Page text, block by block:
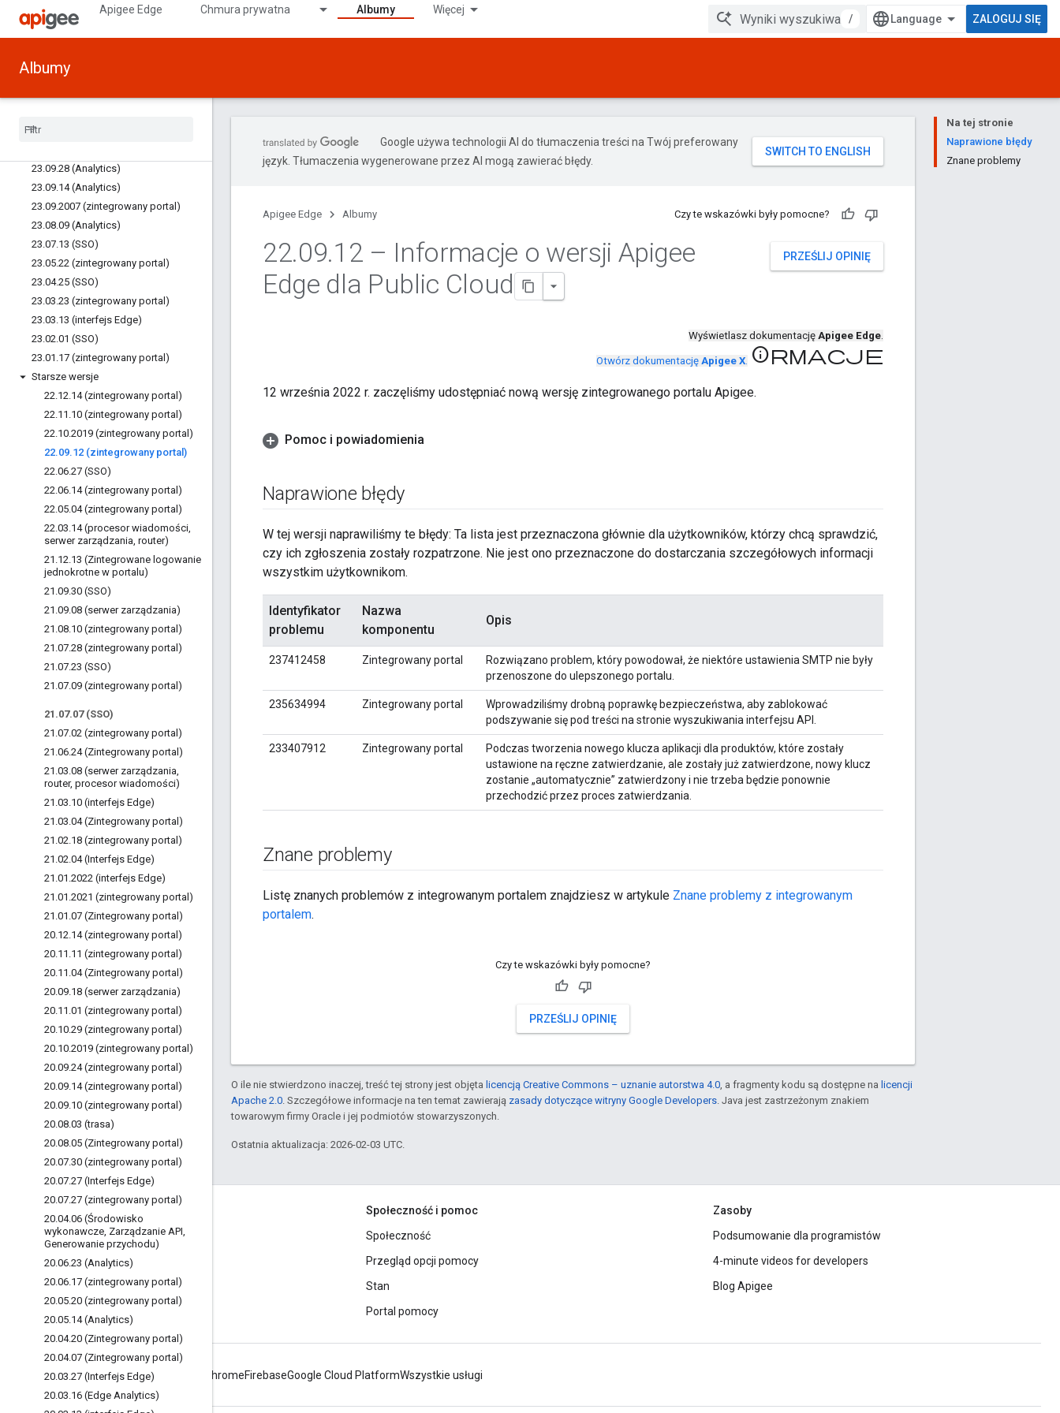
Apigee Edge Chmura prywatna Albumy Więcej
/ ZALOGUJ SIĘ
Albumy
Poprawka 22.03.14 (serwer
zarządzania, router)
Poprawka 22.03.14 (procesor
wiadomości)
23
23.09.28 (Analytics)
23.09.14 (Analytics)
23.09.2007 (zintegrowany portal)
23.08.09 (Analytics)
23.07.13 (SSO)
23.05.22 (zintegrowany portal)
23.04.25 (SSO)
23.03.23 (zintegrowany portal)
23.03.13 (interfejs Edge)
23.02.01 (SSO)
23.01 .17 (zintegrowany portal)
Starsze wersje
22.12.14 (zintegrowany portal)
22.11 .10 (zintegrowany portal)
22.10.2019 (zintegrowany portal)
22.09.12 (zintegrowany portal)
22.06.27 (SSO)
22.06.14 (zintegrowany portal)
22.05.04 (zintegrowany portal)
22.03.14 (procesor wiadomości,
serwer zarządzania, router)
21 .12.13 (Zintegrowane logowanie
jednokrotne w portalu)
21 .09.30 (SSO)
21 .09.08 (serwer zarządzania)
21 .08.10 (zintegrowany portal)
21 .07.28 (zintegrowany portal)
21 .07.23 (SSO)
21 .07.09 (zintegrowany portal)
21 .07.07 (SSO)
21 .07.02 (zintegrowany portal)
21 .06.24 (Zintegrowany portal)
21 .03.08 (serwer zarządzania,
router, procesor wiadomości)
21 .03.10 (interfejs Edge)
21 .03.04 (Zintegrowany portal)
21 .02.18 (zintegrowany portal)
21 .02.04 (Interfejs Edge)
21 .01 .2022 (interfejs Edge)
21 .01 .2021 (zintegrowany portal)
21 .01 .07 (Zintegrowany portal)
20.12.14 (zintegrowany portal)
20.11 .11 (zintegrowany portal)
20.11 .04 (Zintegrowany portal)
20.09.18 (serwer zarządzania)
20.11 .01 (zintegrowany portal)
20.10.29 (zintegrowany portal)
20.10.2019 (zintegrowany portal)
20.09.24 (zintegrowany portal)
20.09.14 (zintegrowany portal)
20.09.10 (zintegrowany portal)
20.08.03 (trasa)
20.08.05 (Zintegrowany portal)
20.07.30 (zintegrowany portal)
20.07.27 (Interfejs Edge)
20.07.27 (zintegrowany portal)
20.04.06 (Środowisko
wykonawcze, Zarządzanie API,
Generowanie przychodu)
20.06.23 (Analytics)
20.06.17 (zintegrowany portal)
20.05.20 (zintegrowany portal)
20.05.14 (Analytics)
20.04.20 (Zintegrowany portal)
20.04.07 (Zintegrowany portal)
20.03.27 (Interfejs Edge)
20.03.16 (Edge Analytics)
Na tej stronie
Naprawione błędy
Znane problemy
Google używa technologii AI do tłumaczenia treści na Twój preferowany
język. Tłumaczenia wygenerowane przez AI mogą zawierać błędy.
Apigee Edge Albumy Czy te wskazówki były pomocne?
PRZEŚLIJ OPINIĘ
22.09.12 – Informacje o wersji Apigee
Edge dla Public Cloud
Wyświetlasz dokumentację Apigee Edge.
Otwórz dokumentację Apigee X. Informacje
12 września 2022 r. zaczęliśmy udostępniać nową wersję zintegrowanego portalu Apigee.
Pomoc i powiadomienia
Naprawione błędy
W tej wersji naprawiliśmy te błędy: Ta lista jest przeznaczona głównie dla użytkowników, którzy chcą sprawdzić,
czy ich zgłoszenia zostały rozpatrzone. Nie jest ono przeznaczone do dostarczania szczegółowych informacji
wszystkim użytkownikom.
Identyfikator
problemu
Nazwa
komponentu
Opis
237412458 Zintegrowany portal
Rozwiązano problem, który powodował, że niektóre ustawienia SMTP nie były
przenoszone do ulepszonego portalu.
235634994 Zintegrowany portal
Wprowadziliśmy drobną poprawkę bezpieczeństwa, aby zablokować
podszywanie się pod treści na stronie wyszukiwania interfejsu API.
233407912 Zintegrowany portal
Podczas tworzenia nowego klucza aplikacji dla produktów, które zostały
ustawione na ręczne zatwierdzanie, ale zostały już zatwierdzone, nowy klucz
zostanie „automatycznie” zatwierdzony i nie trzeba będzie ponownie
przechodzić przez proces zatwierdzania.
Znane problemy
Listę znanych problemów z integrowanym portalem znajdziesz w artykule Znane problemy z integrowanym
portalem.
Czy te wskazówki były pomocne?
PRZEŚLIJ OPINIĘ
O ile nie stwierdzono inaczej, treść tej strony jest objęta licencją Creative Commons – uznanie autorstwa 4.0, a fragmenty kodu są dostępne na licencji
Apache 2.0. Szczegółowe informacje na ten temat zawierają zasady dotyczące witryny Google Developers. Java jest zastrzeżonym znakiem
towarowym firmy Oracle i jej podmiotów stowarzyszonych.
Ostatnia aktualizacja: 2026-02-03 UTC.
Apigee – informacje
We're part of Google
Zdarzenia
Partnerzy
Społeczność i pomoc
Społeczność
Przegląd opcji pomocy
Stan
Portal pomocy
Zasoby
Podsumowanie dla programistów
4-minute videos for developers
Blog Apigee
ChromeFirebaseGoogle Cloud PlatformWszystkie usługi